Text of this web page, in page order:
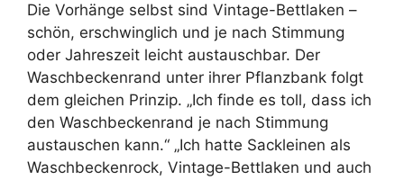
Die Vorhänge selbst sind Vintage-Bettlaken –
schön, erschwinglich und je nach Stimmung
oder Jahreszeit leicht austauschbar. Der
Waschbeckenrand unter ihrer Pflanzbank folgt
dem gleichen Prinzip. „Ich finde es toll, dass ich
den Waschbeckenrand je nach Stimmung
austauschen kann.“ „Ich hatte Sackleinen als
Waschbeckenrock, Vintage-Bettlaken und auch